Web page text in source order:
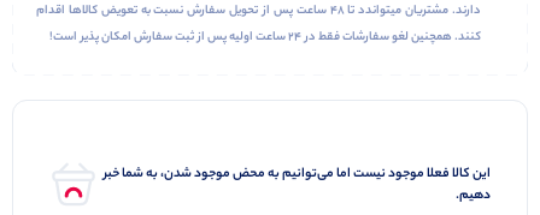
دارند. مشتریان میتواندد تا 48 ساعت پس از تحویل سفارش نسبت به تعویض کالاها اقدام
کنند. همچنین لغو سفارشات فقط در 24 ساعت اولیه پس از ثبت سفارش امکان پذیر است!
این کالا فعلا موجود نیست اما می‌توانیم به محض موجود شدن، به شما خبر
دهیم.